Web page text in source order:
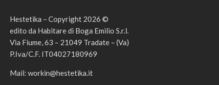
Hestetika – Copyright 2026 ©
edito da Habitare di Boga Emilio S.r.l.
Via Fiume, 63 – 21049 Tradate – (Va)
P.Iva/C.F. IT04027180969
Mail: workin@hestetika.it